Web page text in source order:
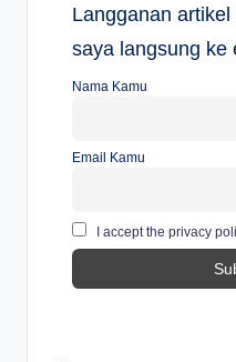
Langganan
saya langsung ke
Nama Kamu
Email Kamu
I accept the privacy